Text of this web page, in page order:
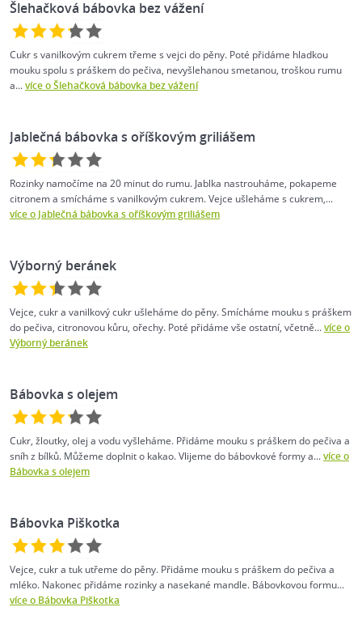
Šlehačková bábovka bez vážení
Cukr s vanilkovým cukrem třeme s vejci do pěny. Poté přidáme hladkou
mouku spolu s práškem do pečiva, nevyšlehanou smetanou, troškou rumu
a...více o Šlehačková bábovka bez vážení
Jablečná bábovka s oříškovým griliášem
Rozinky namočíme na 20 minut do rumu. Jablka nastrouháme, pokapeme
citronem a smícháme s vanilkovým cukrem. Vejce ušleháme s cukrem,...
více o Jablečná bábovka s oříškovým griliášem
Výborný beránek
Vejce, cukr a vanilkový cukr ušleháme do pěny. Smícháme mouku s práškem
do pečiva, citronovou kůru, ořechy. Poté přidáme vše ostatní, včetně...více o
Výborný beránek
Bábovka s olejem
Cukr, žloutky, olej a vodu vyšleháme. Přidáme mouku s práškem do pečiva a
sníh z bílků. Můžeme doplnit o kakao. Vlijeme do bábovkové formy a...více o
Bábovka s olejem
Bábovka Piškotka
Vejce, cukr a tuk utřeme do pěny. Přidáme mouku s práškem do pečiva a
mléko. Nakonec přidáme rozinky a nasekané mandle. Bábovkovou formu...
více o Bábovka Piškotka